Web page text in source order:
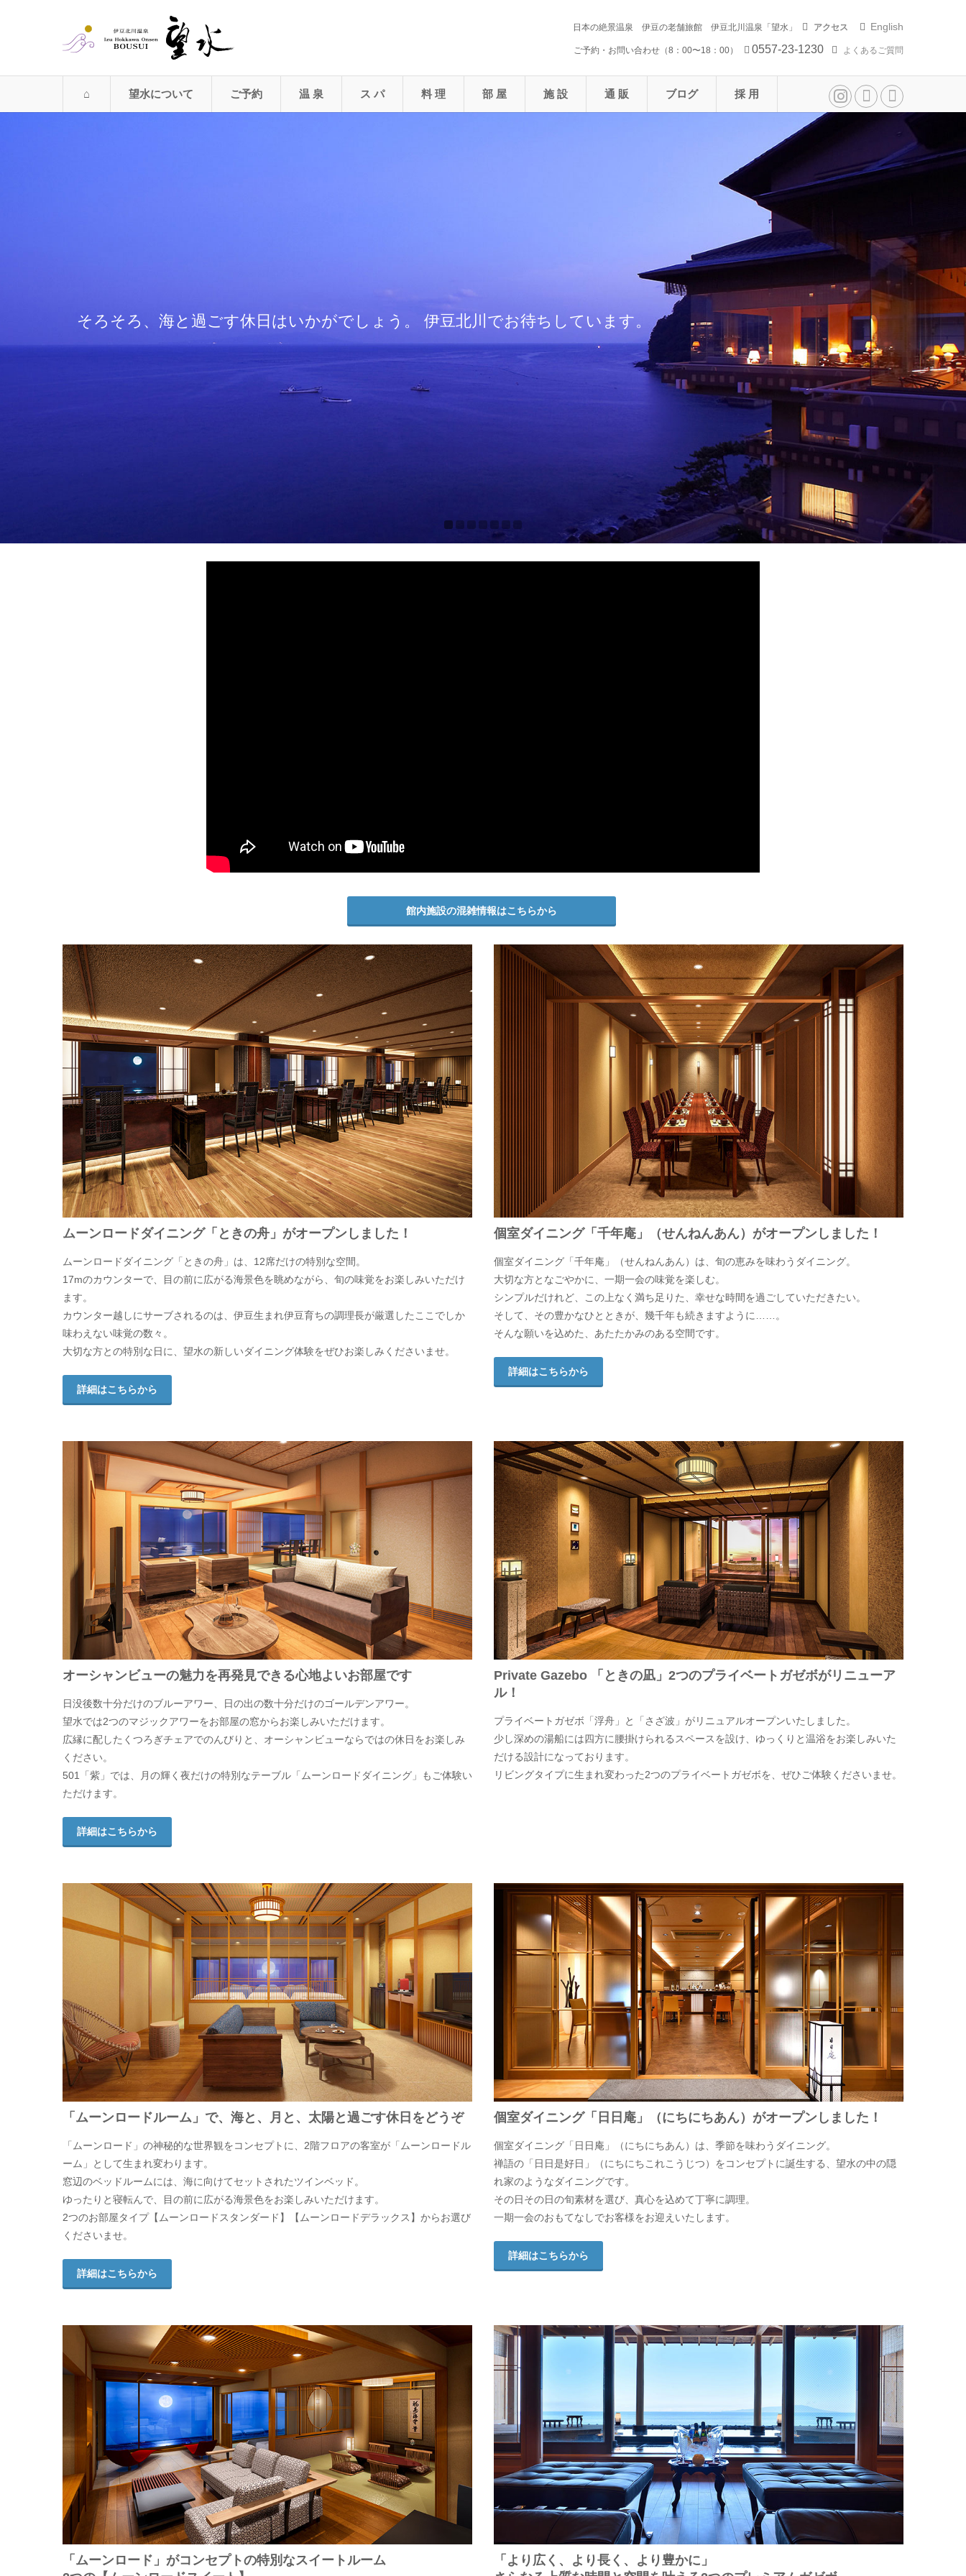
日本の絶景温泉 伊豆の老舗旅館 伊豆北川温泉「望水」 アクセス English
ご予約・お問い合わせ（8：00〜18：00） 0557-23-1230 よくあるご質問
望水について ご予約 温 泉 ス パ 料 理 部 屋 施 設 通 販 ブログ 採 用
館内施設の混雑情報はこちらから
ムーンロードダイニング「ときの舟」がオープンしました！
ムーンロードダイニング「ときの舟」は、12席だけの特別な空間。
17mのカウンターで、目の前に広がる海景色を眺めながら、旬の味覚をお楽しみいただけ
ます。
カウンター越しにサーブされるのは、伊豆生まれ伊豆育ちの調理長が厳選したここでしか
味わえない味覚の数々。
大切な方との特別な日に、望水の新しいダイニング体験をぜひお楽しみくださいませ。
詳細はこちらから
個室ダイニング「千年庵」（せんねんあん）がオープンしました！
個室ダイニング「千年庵」（せんねんあん）は、旬の恵みを味わうダイニング。
大切な方となごやかに、一期一会の味覚を楽しむ。
シンプルだけれど、この上なく満ち足りた、幸せな時間を過ごしていただきたい。
そして、その豊かなひとときが、幾千年も続きますように……。
そんな願いを込めた、あたたかみのある空間です。
詳細はこちらから
オーシャンビューの魅力を再発見できる心地よいお部屋です
日没後数十分だけのブルーアワー、日の出の数十分だけのゴールデンアワー。
望水では2つのマジックアワーをお部屋の窓からお楽しみいただけます。
広縁に配したくつろぎチェアでのんびりと、オーシャンビューならではの休日をお楽しみ
ください。
501「紫」では、月の輝く夜だけの特別なテーブル「ムーンロードダイニング」もご体験い
ただけます。
詳細はこちらから
Private Gazebo 「ときの凪」2つのプライベートガゼボがリニューア
ル！
プライベートガゼボ「浮舟」と「さざ波」がリニュアルオープンいたしました。
少し深めの湯船には四方に腰掛けられるスペースを設け、ゆっくりと温浴をお楽しみいた
だける設計になっております。
リビングタイプに生まれ変わった2つのプライベートガゼボを、ぜひご体験くださいませ。
「ムーンロードルーム」で、海と、月と、太陽と過ごす休日をどうぞ
「ムーンロード」の神秘的な世界観をコンセプトに、2階フロアの客室が「ムーンロードル
ーム」として生まれ変わります。
窓辺のベッドルームには、海に向けてセットされたツインベッド。
ゆったりと寝転んで、目の前に広がる海景色をお楽しみいただけます。
2つのお部屋タイプ【ムーンロードスタンダード】【ムーンロードデラックス】からお選び
くださいませ。
詳細はこちらから
個室ダイニング「日日庵」（にちにちあん）がオープンしました！
個室ダイニング「日日庵」（にちにちあん）は、季節を味わうダイニング。
禅語の「日日是好日」（にちにちこれこうじつ）をコンセプトに誕生する、望水の中の隠
れ家のようなダイニングです。
その日その日の旬素材を選び、真心を込めて丁寧に調理。
一期一会のおもてなしでお客様をお迎えいたします。
詳細はこちらから
「ムーンロード」がコンセプトの特別なスイートルーム
「より広く、より長く、より豊かに」